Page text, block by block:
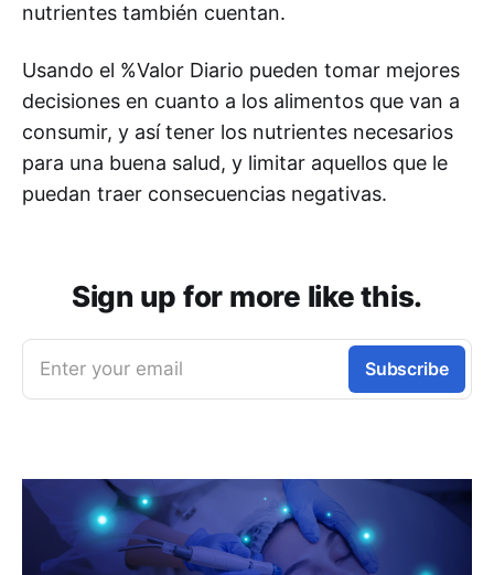
nutrientes también cuentan.
Usando el %Valor Diario pueden tomar mejores
decisiones en cuanto a los alimentos que van a
consumir, y así tener los nutrientes necesarios
para una buena salud, y limitar aquellos que le
puedan traer consecuencias negativas.
Sign up for more like this.
Enter your email Subscribe